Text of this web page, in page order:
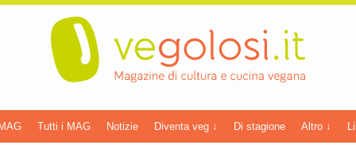
Tutti i MAG Notizie Diventa veg ↓ Di stagione Altro ↓